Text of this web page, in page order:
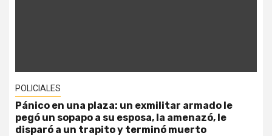
POLICIALES
Pánico en una plaza: un exmilitar armado le
pegó un sopapo a su esposa, la amenazó, le
disparó a un trapito y terminó muerto